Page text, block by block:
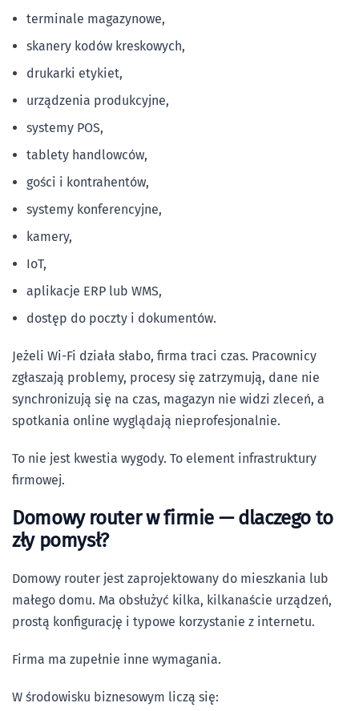
terminale magazynowe,
skanery kodów kreskowych,
drukarki etykiet,
urządzenia produkcyjne,
systemy POS,
tablety handlowców,
gości i kontrahentów,
systemy konferencyjne,
kamery,
IoT,
aplikacje ERP lub WMS,
dostęp do poczty i dokumentów.
Jeżeli Wi-Fi działa słabo, firma traci czas. Pracownicy
zgłaszają problemy, procesy się zatrzymują, dane nie
synchronizują się na czas, magazyn nie widzi zleceń, a
spotkania online wyglądają nieprofesjonalnie.
To nie jest kwestia wygody. To element infrastruktury
firmowej.
Domowy router w firmie — dlaczego to
zły pomysł?
Domowy router jest zaprojektowany do mieszkania lub
małego domu. Ma obsłużyć kilka, kilkanaście urządzeń,
prostą konfigurację i typowe korzystanie z internetu.
Firma ma zupełnie inne wymagania.
W środowisku biznesowym liczą się: